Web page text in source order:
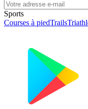
Sports
Courses à piedTrails